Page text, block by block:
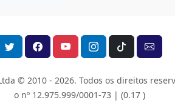
© 2010 - 2026. Todos os direitos
o nº 12.975.999/0001-73 | (0.17 )